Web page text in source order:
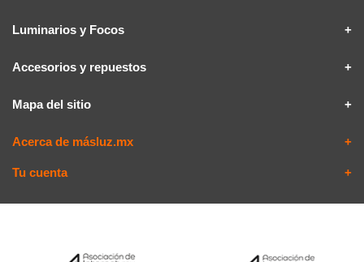
Luminarios y Focos
Accesorios y repuestos
Mapa del sitio
Acerca de másluz.mx
Tu cuenta